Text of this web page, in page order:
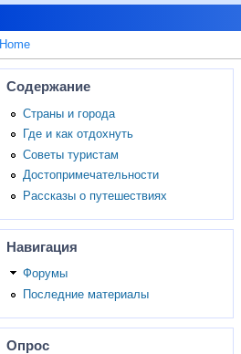
Home
Содержание
Страны и города
Где и как отдохнуть
Советы туристам
Достопримечательности
Рассказы о путешествиях
Навигация
Форумы
Последние материалы
Опрос